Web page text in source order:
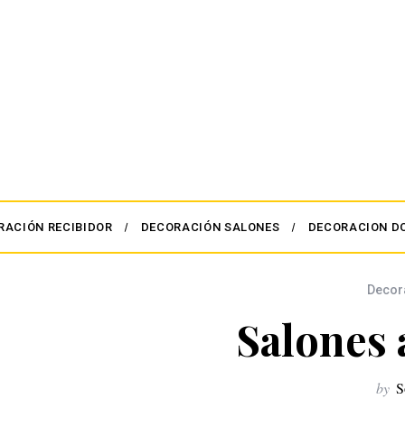
RECIBIDOR DECORACIÓN SALONES DECORACION
Salones
by